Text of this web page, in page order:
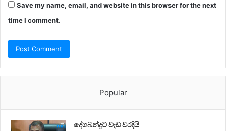
Save my name, email, and website in this browser for the next
time I comment.
Popular
දේශබන්දුට වැඩ වරදියි